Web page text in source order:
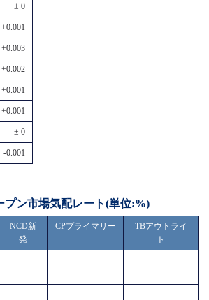
± 0
+0.001
+0.003
+0.002
+0.001
+0.001
± 0
-0.001
プン市場気配レート(単位:%)
NCD新
発
CPプライマリー
TBアウトライ
ト